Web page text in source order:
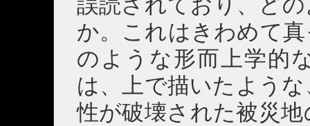
誤読されており、ど
か。これはきわめて
のような形而上学的
は、上で描いたよう
性が破壊された被災